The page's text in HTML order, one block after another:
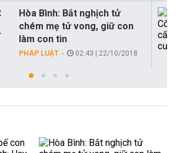
Hòa Bình: Bắt nghịch tử
chém mẹ tử vong, giữ con
làm con tin
PHÁP LUẬT 02:43 | 22/10/2018